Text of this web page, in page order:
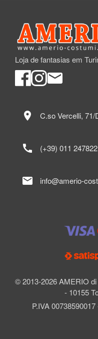
Loja de fantasias em
© 2013-2026 AMERIO
- 10155
P.IVA
location_on C.so Vercelli, 71/
call (+39) 011
mail info@amerio-